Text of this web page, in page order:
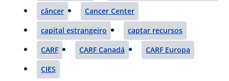
câncer
Cancer Center
capital estrangeiro
captar recursos
CARF
CARF Canadá
CARF Europa
CIES